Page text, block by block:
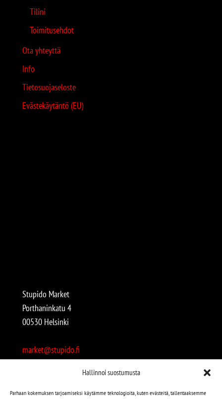
Hallinnoi suostumusta
Parhaan kokemuksen tarjoamiseksi käytämme teknologioita, kuten evästeitä, tallentaaksemme
Tilini
Toimitusehdot
Ota yhteyttä
Info
Tietosuojaseloste
Evästekäytäntö (EU)
Stupido Market
Porthaninkatu 4
00530 Helsinki
market@stupido.fi
Avoinna: